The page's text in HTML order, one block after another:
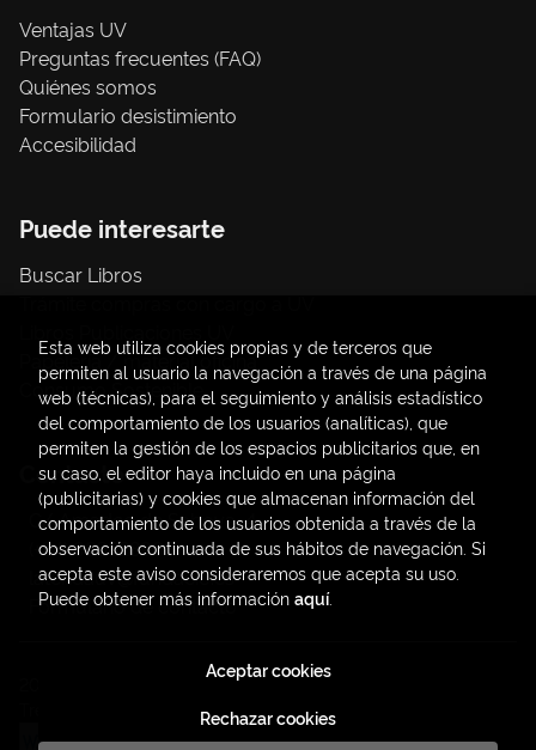
Ventajas UV
Preguntas frecuentes (FAQ)
Quiénes somos
Formulario desistimiento
Accesibilidad
Puede interesarte
Buscar Libros
Papelería / material oficina
Consumo Sostenible
Contacto
C/ Amadeo de Saboya, 4
(+34) 963828968
latendauv@fundacio.es
Formulario de contacto
. Todos los Derechos Reservados |
Esta web utiliza cookies propias y de terceros que
permiten al usuario la navegación a través de una página
web (técnicas), para el seguimiento y análisis estadístico
del comportamiento de los usuarios (analíticas), que
permiten la gestión de los espacios publicitarios que, en
su caso, el editor haya incluido en una página
(publicitarias) y cookies que almacenan información del
comportamiento de los usuarios obtenida a través de la
observación continuada de sus hábitos de navegación. Si
acepta este aviso consideraremos que acepta su uso.
Puede obtener más información aquí.
Rechazar cookies
Aceptar cookies